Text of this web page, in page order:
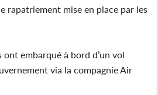
rapatriement mise en place par les
embarqué à bord d’un vol
via la compagnie Air